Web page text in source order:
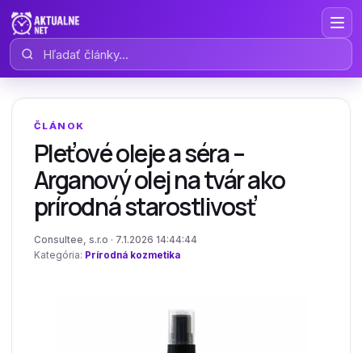
Hľadať články
ČLÁNOK
Pleťové oleje a séra –
Arganový olej na tvár ako
prírodná starostlivosť
Consultee, s.r.o · 7.1.2026 14:44:44
Kategória: Prírodná kozmetika